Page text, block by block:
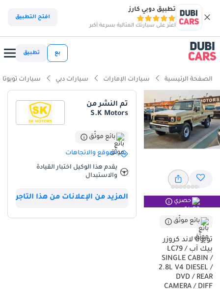
تطبيق دوبي كارز
اعثر على سيارتك المثالية بسرعة أكبر
افتح التطبيق
بع تطبيق
الصفحة الرئيسية سيارات الإمارات سيارات دبي سيارات تويوتا
حصري
بائع موثّق
تويوتا لاند كروزر
بيك آب LC79 /
SINGLE CABIN /
2.8L V4 DIESEL /
DVD / REAR
CAMERA / DIFF
تم النشر من
S.K Motors
بائع موثّق
الموقع والاتجاهات
يقدم هذا الوكيل اختبار القيادة
والاستبدال
المزيد من الإعلانات من هذا التاجر